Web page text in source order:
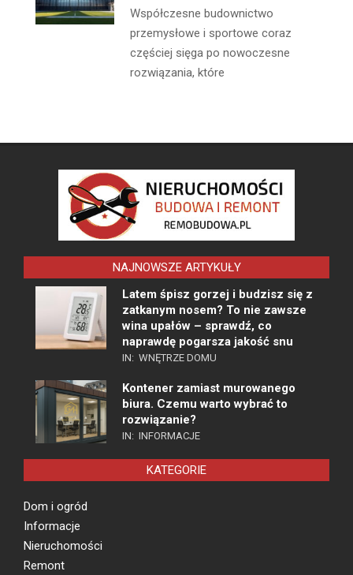
Współczesne budownictwo
przemysłowe i sportowe coraz
częściej sięga po nowoczesne
rozwiązania, które
NAJNOWSZE ARTYKUŁY
Latem śpisz gorzej i budzisz się z
zatkanym nosem? To nie zawsze
wina upałów – sprawdź, co
naprawdę pogarsza jakość snu
IN: WNĘTRZE DOMU
Kontener zamiast murowanego
biura. Czemu warto wybrać to
rozwiązanie?
IN: INFORMACJE
KATEGORIE
Dom i ogród
Informacje
Nieruchomości
Remont